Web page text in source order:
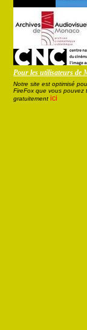
Pour les utilisateurs de
Notre site est optimisé
FireFox que vous pouvez
gratuitement ici